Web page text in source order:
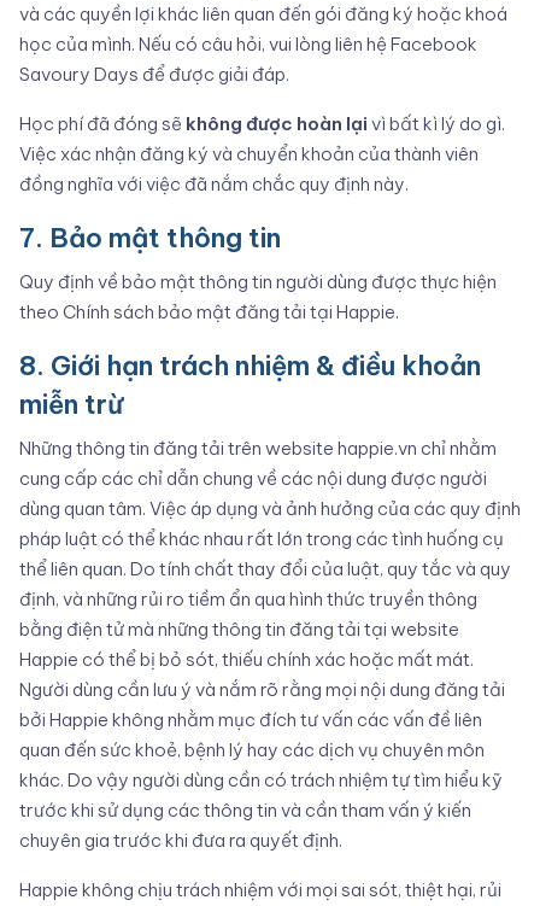
và các quyền lợi khác liên quan đến gói đăng ký hoặc khoá
học của mình. Nếu có câu hỏi, vui lòng liên hệ Facebook
Savoury Days để được giải đáp.
Học phí đã đóng sẽ không được hoàn lại vì bất kì lý do gì.
Việc xác nhận đăng ký và chuyển khoản của thành viên
đồng nghĩa với việc đã nắm chắc quy định này.
7. Bảo mật thông tin
Quy định về bảo mật thông tin người dùng được thực hiện
theo Chính sách bảo mật đăng tải tại Happie.
8. Giới hạn trách nhiệm & điều khoản
miễn trừ
Những thông tin đăng tải trên website happie.vn chỉ nhằm
cung cấp các chỉ dẫn chung về các nội dung được người
dùng quan tâm. Việc áp dụng và ảnh hưởng của các quy định
pháp luật có thể khác nhau rất lớn trong các tình huống cụ
thể liên quan. Do tính chất thay đổi của luật, quy tắc và quy
định, và những rủi ro tiềm ẩn qua hình thức truyền thông
bằng điện tử mà những thông tin đăng tải tại website
Happie có thể bị bỏ sót, thiếu chính xác hoặc mất mát.
Người dùng cần lưu ý và nắm rõ rằng mọi nội dung đăng tải
bởi Happie không nhằm mục đích tư vấn các vấn đề liên
quan đến sức khoẻ, bệnh lý hay các dịch vụ chuyên môn
khác. Do vậy người dùng cần có trách nhiệm tự tìm hiểu kỹ
trước khi sử dụng các thông tin và cần tham vấn ý kiến
chuyên gia trước khi đưa ra quyết định.
Happie không chịu trách nhiệm với mọi sai sót, thiệt hại, rủi